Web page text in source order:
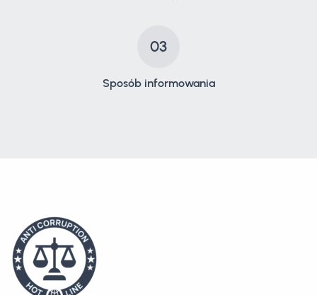
03
Sposób informowania